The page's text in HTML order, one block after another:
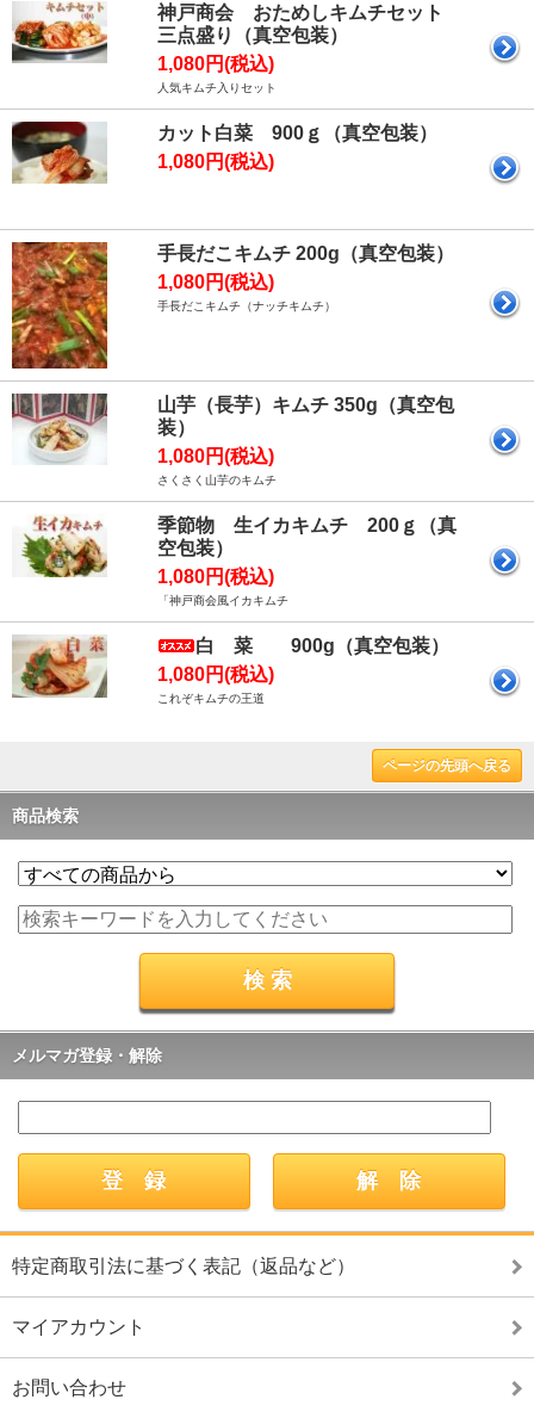
神戸商会 おためしキムチセット
三点盛り（真空包装）
1,080円(税込)
人気キムチ入りセット
カット白菜 900ｇ（真空包装）
1,080円(税込)
手長だこキムチ 200g（真空包装）
1,080円(税込)
手長だこキムチ（ナッチキムチ）
山芋（長芋）キムチ 350g（真空包
装）
1,080円(税込)
さくさく山芋のキムチ
季節物 生イカキムチ 200ｇ（真
空包装）
1,080円(税込)
「神戸商会風イカキムチ
白 菜 900g（真空包装）
1,080円(税込)
これぞキムチの王道
ページの先頭へ戻る
商品検索
メルマガ登録・解除
特定商取引法に基づく表記（返品など）
マイアカウント
お問い合わせ